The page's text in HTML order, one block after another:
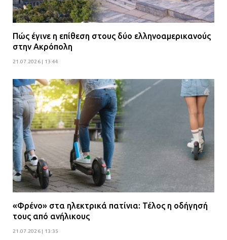
Πώς έγινε η επίθεση στους δύο ελληνοαμερικανούς
στην Ακρόπολη
21.07.2026 | 13:44
«Φρένο» στα ηλεκτρικά πατίνια: Τέλος η οδήγησή
τους από ανήλικους
21.07.2026 | 13:35